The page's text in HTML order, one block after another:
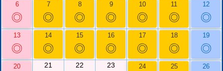
6
◎
7
◎
8
◎
9
◎
10
◎
11
◎
12
◎
13
◎
14
◎
15
◎
16
◎
17
◎
18
◎
19
◎
20
21
22
23
24 25 26